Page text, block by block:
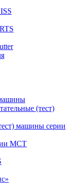
(тест)
машины серии
MCT